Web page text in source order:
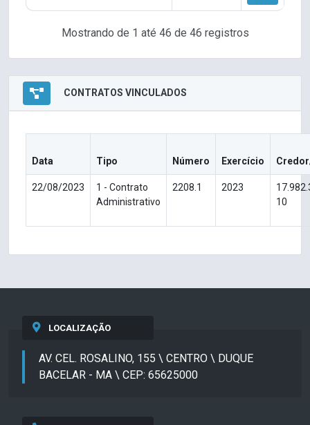
Mostrando de 1 até 46 de 46 registros
CONTRATOS VINCULADOS
Data Tipo Número Exercício
22/08/2023
1 - Contrato
Administrativo
2208.1 2023
10
LOCALIZAÇÃO
AV. CEL. ROSALINO, 155 \ CENTRO \ DUQUE
BACELAR - MA \ CEP: 65625000